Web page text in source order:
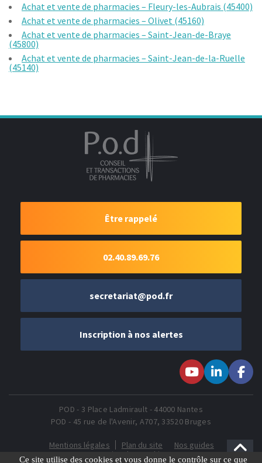
Ce site utilise des cookies et vous donne le contrôle sur ce que
Achat et vente de pharmacies – Fleury-les-Aubrais (45400)
Achat et vente de pharmacies – Olivet (45160)
Achat et vente de pharmacies – Saint-Jean-de-Braye
(45800)
Achat et vente de pharmacies – Saint-Jean-de-la-Ruelle
(45140)
Être rappelé
02.40.89.69.76
secretariat@pod.fr
Inscription à nos alertes
Youtubesur LinkedIn
nous sur
POD - 3 Place Ladmirault - 44000 Nantes
POD - 45 rue de l'Avenir, A707, 33520 Bruges
Mentions légales Plan du site
Nos guides
Gestion des Cookies